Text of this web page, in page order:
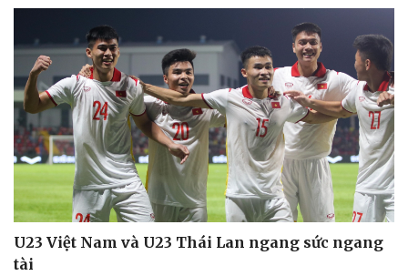
Lịch thi đấu bóng đá
Thế giới thể thao
eSports
Hậu trường
Xe máy
U23 Việt Nam và U23 Thái Lan ngang sức ngang
tài